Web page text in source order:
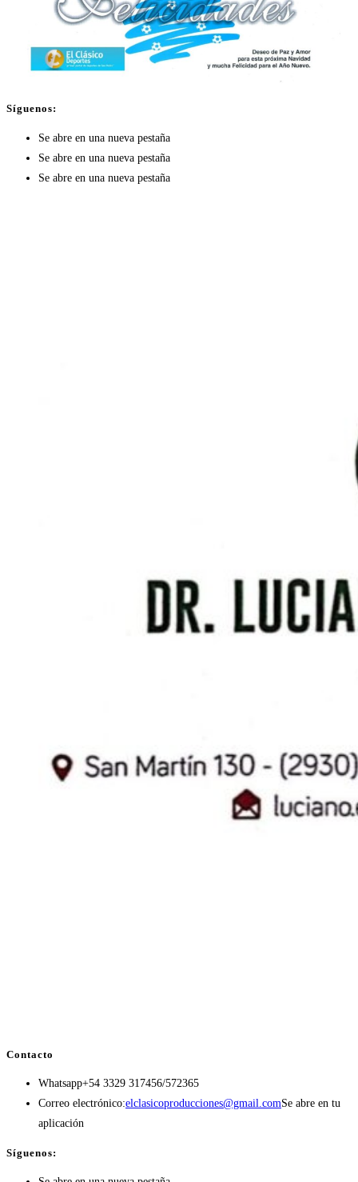
Síguenos:
Se abre en una nueva pestaña
Se abre en una nueva pestaña
Se abre en una nueva pestaña
Contacto
Whatsapp+54 3329 317456/572365
Correo electrónico:elclasicoproducciones@gmail.comSe abre en tu
aplicación
Síguenos: